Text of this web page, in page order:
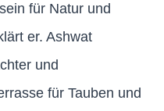
für Natur und
er. Ashwat
und
für Tauben und